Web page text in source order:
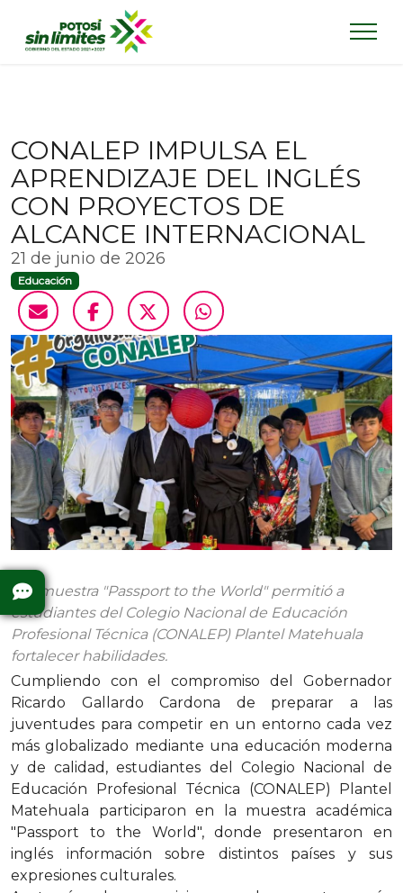
CONALEP IMPULSA EL
APRENDIZAJE DEL INGLÉS
CON PROYECTOS DE
ALCANCE INTERNACIONAL
21 de junio de 2026
Educación
• La muestra "Passport to the World" permitió a
estudiantes del Colegio Nacional de Educación
Profesional Técnica (CONALEP) Plantel Matehuala
fortalecer habilidades.
Cumpliendo con el compromiso del Gobernador
Ricardo Gallardo Cardona de preparar a las
juventudes para competir en un entorno cada vez
más globalizado mediante una educación moderna
y de calidad, estudiantes del Colegio Nacional de
Educación Profesional Técnica (CONALEP) Plantel
Matehuala participaron en la muestra académica
"Passport to the World", donde presentaron en
inglés información sobre distintos países y sus
expresiones culturales.